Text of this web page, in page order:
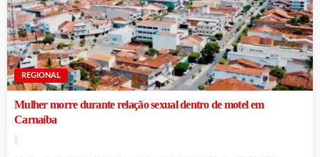
REGIONAL
Mulher morre durante relação sexual dentro de motel em
Carnaíba